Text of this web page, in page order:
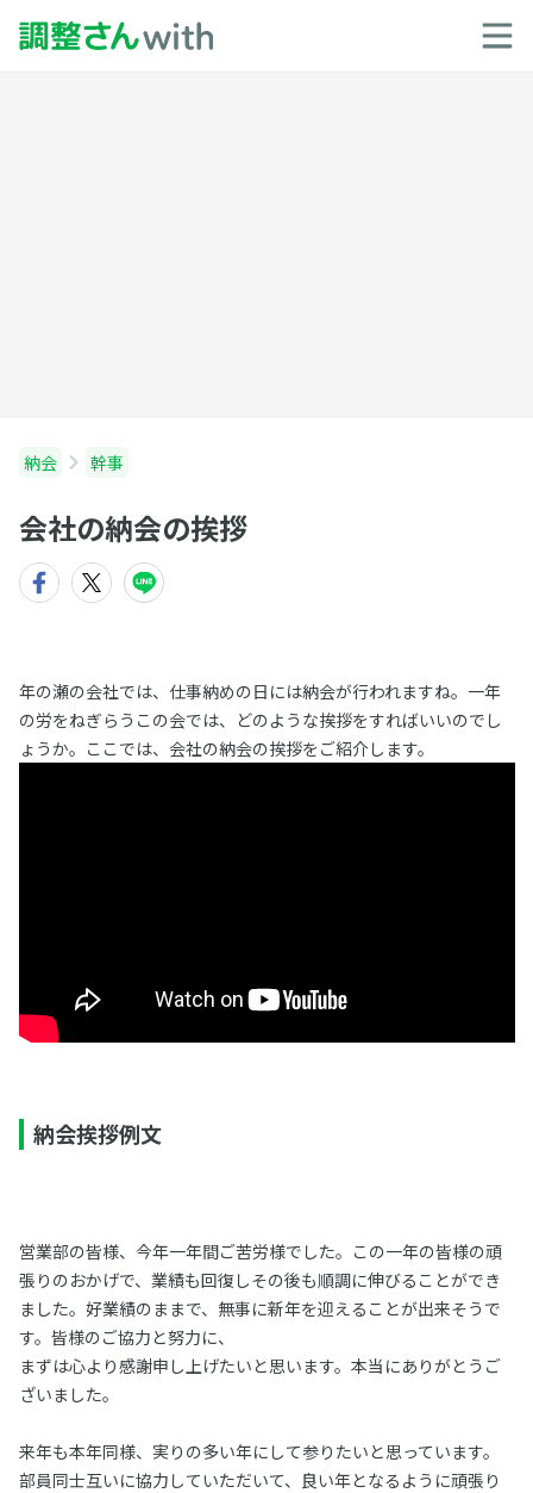
納会 幹事
会社の納会の挨拶
年の瀬の会社では、仕事納めの日には納会が行われますね。一年
の労をねぎらうこの会では、どのような挨拶をすればいいのでし
ょうか。ここでは、会社の納会の挨拶をご紹介します。
納会挨拶例文
営業部の皆様、今年一年間ご苦労様でした。この一年の皆様の頑
張りのおかげで、業績も回復しその後も順調に伸びることができ
ました。好業績のままで、無事に新年を迎えることが出来そうで
す。皆様のご協力と努力に、
まずは心より感謝申し上げたいと思います。本当にありがとうご
ざいました。
来年も本年同様、実りの多い年にして参りたいと思っています。
部員同士互いに協力していただいて、良い年となるように頑張り